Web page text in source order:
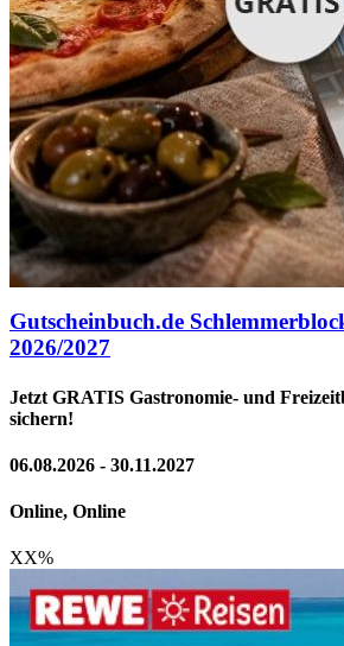
Gutscheinbuch.de
2026/2027
Jetzt GRATIS Gastronomie- und
sichern!
06.08.2026 - 30.11.2027
Online, Online
XX%